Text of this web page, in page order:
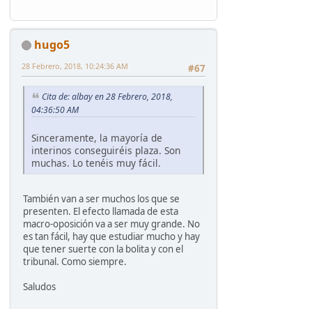
hugo5
#67
28 Febrero, 2018, 10:24:36 AM
Cita de: albay en 28 Febrero, 2018,
04:36:50 AM
Sinceramente, la mayoría de
interinos conseguiréis plaza. Son
muchas. Lo tenéis muy fácil.
También van a ser muchos los que se
presenten. El efecto llamada de esta
macro-oposición va a ser muy grande. No
es tan fácil, hay que estudiar mucho y hay
que tener suerte con la bolita y con el
tribunal. Como siempre.
Saludos